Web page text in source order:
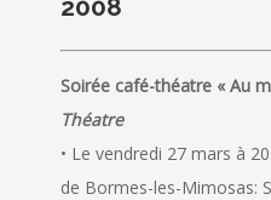
2008
Soirée café-théatre « Au
Théatre
• Le vendredi 27 mars à
de Bormes-les-Mimosas: